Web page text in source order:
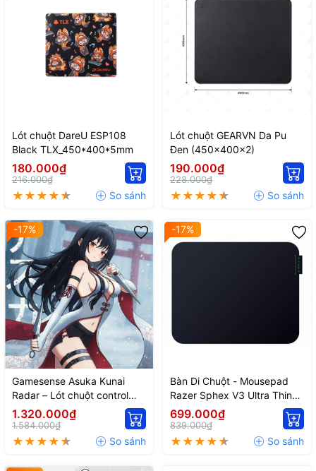
Lót chuột DareU ESP108
Black TLX_450*400*5mm
180.000₫
216.000₫
Lót chuột GEARVN Da Pu
Đen (450x400x2)
190.000₫
228.000₫
-17%
Gamesense Asuka Kunai
Radar – Lót chuột control
limited
1.320.000₫
1.584.000₫
-17%
Bàn Di Chuột - Mousepad
Razer Sphex V3 Ultra Thin
Size Small | Large
699.000₫
839.000₫